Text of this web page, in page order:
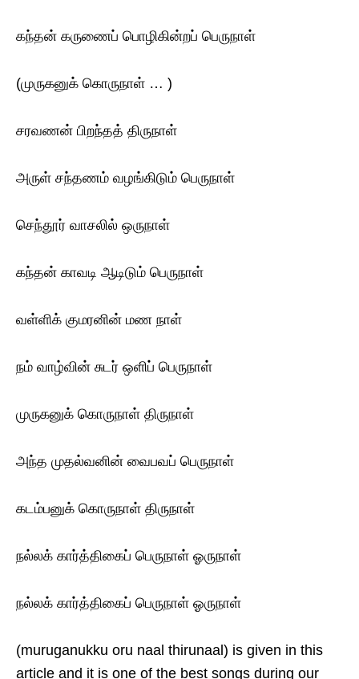
கந்தன் கருணைப் பொழிகின்றப் பெருநாள்
(முருகனுக் கொருநாள் … )
சரவணன் பிறந்தத் திருநாள்
அருள் சந்தணம் வழங்கிடும் பெருநாள்
செந்தூர் வாசலில் ஒருநாள்
கந்தன் காவடி ஆடிடும் பெருநாள்
வள்ளிக் குமரனின் மண நாள்
நம் வாழ்வின் சுடர் ஒளிப் பெருநாள்
முருகனுக் கொருநாள் திருநாள்
அந்த முதல்வனின் வைபவப் பெருநாள்
கடம்பனுக் கொருநாள் திருநாள்
நல்லக் கார்த்திகைப் பெருநாள் ஓருநாள்
நல்லக் கார்த்திகைப் பெருநாள் ஓருநாள்
(muruganukku oru naal thirunaal) is given in this
article and it is one of the best songs during our